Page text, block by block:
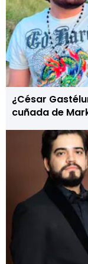
¿César
cuñada de